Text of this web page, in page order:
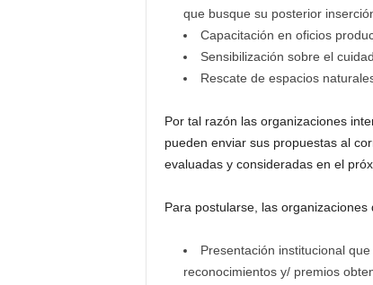
que busque su posterior
Capacitación en oficios
Sensibilización sobre el
Rescate de espacios
Por tal razón las organizaciones
pueden enviar sus propuestas al
evaluadas y consideradas en el
Para postularse, las
Presentación institucional
reconocimientos y/ premios